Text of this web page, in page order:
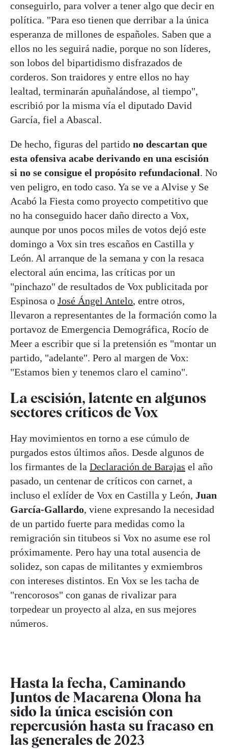
conseguirlo, para volver a tener algo que decir en
política. "Para eso tienen que derribar a la única
esperanza de millones de españoles. Saben que a
ellos no les seguirá nadie, porque no son líderes,
son lobos del bipartidismo disfrazados de
corderos. Son traidores y entre ellos no hay
lealtad, terminarán apuñalándose, al tiempo",
escribió por la misma vía el diputado David
García, fiel a Abascal.
De hecho, figuras del partido no descartan que
esta ofensiva acabe derivando en una escisión
si no se consigue el propósito refundacional. No
ven peligro, en todo caso. Ya se ve a Alvise y Se
Acabó la Fiesta como proyecto competitivo que
no ha conseguido hacer daño directo a Vox,
aunque por unos pocos miles de votos dejó este
domingo a Vox sin tres escaños en Castilla y
León. Al arranque de la semana y con la resaca
electoral aún encima, las críticas por un
"pinchazo" de resultados de Vox publicitada por
Espinosa o José Ángel Antelo, entre otros,
llevaron a representantes de la formación como la
portavoz de Emergencia Demográfica, Rocío de
Meer a escribir que si la pretensión es "montar un
partido, "adelante". Pero al margen de Vox:
"Estamos bien y tenemos claro el camino".
La escisión, latente en algunos
sectores críticos de Vox
Hay movimientos en torno a ese cúmulo de
purgados estos últimos años. Desde algunos de
los firmantes de la Declaración de Barajas el año
pasado, un centenar de críticos con carnet, a
incluso el exlíder de Vox en Castilla y León, Juan
García-Gallardo, viene expresando la necesidad
de un partido fuerte para medidas como la
remigración sin titubeos si Vox no asume ese rol
próximamente. Pero hay una total ausencia de
solidez, son capas de militantes y exmiembros
con intereses distintos. En Vox se les tacha de
"rencorosos" con ganas de rivalizar para
torpedear un proyecto al alza, en sus mejores
números.
Hasta la fecha, Caminando
Juntos de Macarena Olona ha
sido la única escisión con
repercusión hasta su fracaso en
las generales de 2023